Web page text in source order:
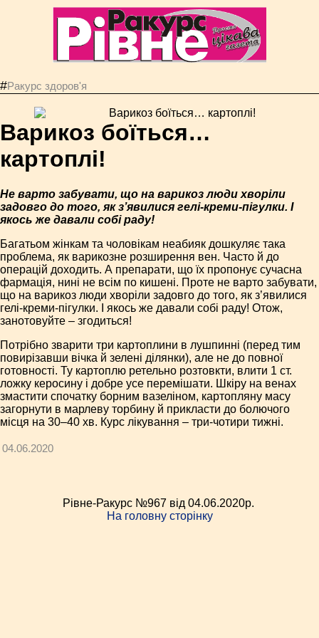
#Ракурс здоров'я
Варикоз боїться…
картоплі!
Не варто забувати, що на варикоз люди хворіли
задовго до того, як з’явилися гелі-креми-пігулки. І
якось же давали собі раду!
Багатьом жінкам та чоловікам неабияк дошкуляє така
проблема, як варикозне розширення вен. Часто й до
операцій доходить. А препарати, що їх пропонує сучасна
фармація, нині не всім по кишені. Проте не варто забувати,
що на варикоз люди хворіли задовго до того, як з’явилися
гелі-креми-пігулки. І якось же давали собі раду! Отож,
занотовуйте – згодиться!
Потрібно зварити три картоплини в лушпинні (перед тим
повирізавши вічка й зелені ділянки), але не до повної
готовності. Ту картоплю ретельно розтовкти, влити 1 ст.
ложку керосину і добре усе перемішати. Шкіру на венах
змастити спочатку борним вазеліном, картопляну масу
загорнути в марлеву торбину й прикласти до болючого
місця на 30–40 хв. Курс лікування – три-чотири тижні.
04.06.2020
Рівне-Ракурс №967 від 04.06.2020p.
На головну сторінку